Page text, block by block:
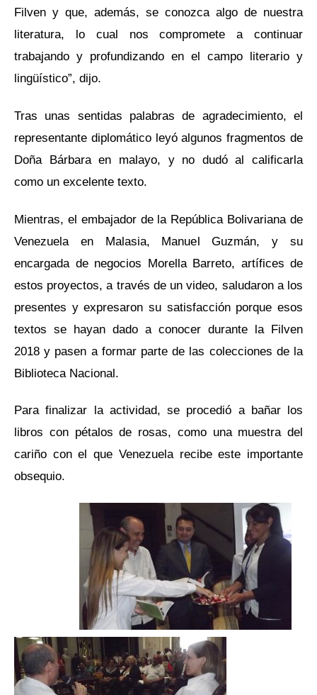
Filven y que, además, se conozca algo de nuestra
literatura, lo cual nos compromete a continuar
trabajando y profundizando en el campo literario y
lingüístico”, dijo.
Tras unas sentidas palabras de agradecimiento, el
representante diplomático leyó algunos fragmentos de
Doña Bárbara en malayo, y no dudó al calificarla
como un excelente texto.
Mientras, el embajador de la República Bolivariana de
Venezuela en Malasia, Manuel Guzmán, y su
encargada de negocios Morella Barreto, artífices de
estos proyectos, a través de un video, saludaron a los
presentes y expresaron su satisfacción porque esos
textos se hayan dado a conocer durante la Filven
2018 y pasen a formar parte de las colecciones de la
Biblioteca Nacional.
Para finalizar la actividad, se procedió a bañar los
libros con pétalos de rosas, como una muestra del
cariño con el que Venezuela recibe este importante
obsequio.